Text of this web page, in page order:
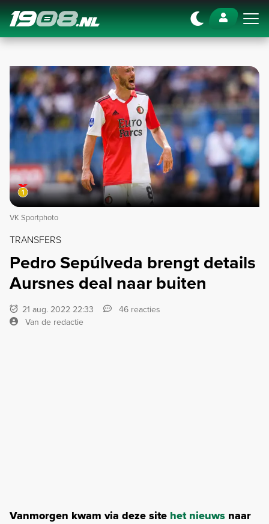
Navigation
VK Sportphoto
TRANSFERS
Pedro Sepúlveda brengt details
Aursnes deal naar buiten
21 aug. 2022 22:33
46 reacties
Van de redactie
Vanmorgen kwam via deze site het nieuws naar